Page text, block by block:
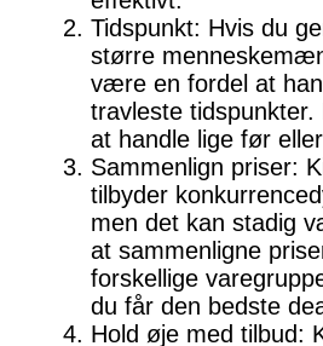
Tidspunkt: Hvis du
større
være en fordel at
travleste
at handle lige før
Sammenlign priser:
tilbyder
men det kan stadig
at sammenligne
forskellige
du får den bedste
Hold øje med tilbud: